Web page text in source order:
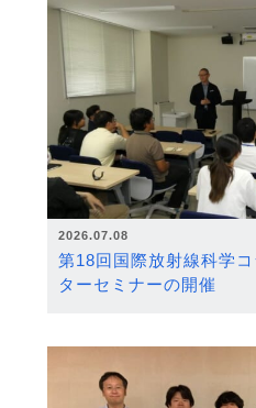
2026.07.08
第18回国際放射線科学
ターセミナーの開催